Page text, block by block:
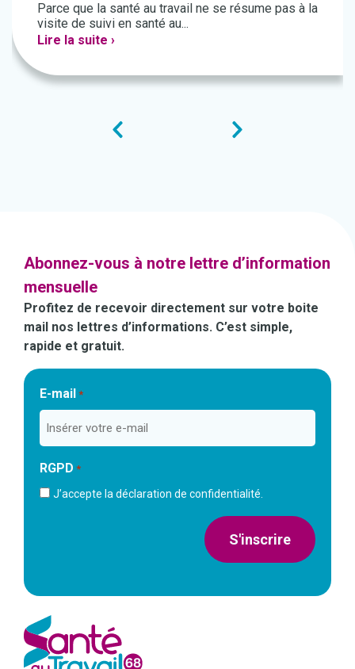
Parce que la santé au travail ne se résume pas à la
visite de suivi en santé au...
Lire la suite ›
Abonnez-vous à notre lettre d’information
mensuelle
Profitez de recevoir directement sur votre boite
mail nos lettres d’informations. C’est simple,
rapide et gratuit.
E-mail *
RGPD *
J’accepte la déclaration de confidentialité.
S'inscrire